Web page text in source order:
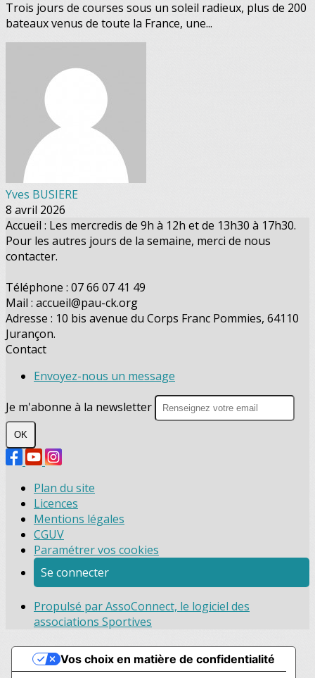
Trois jours de courses sous un soleil radieux, plus de 200
bateaux venus de toute la France, une...
Yves BUSIERE
8 avril 2026
Accueil : Les mercredis de 9h à 12h et de 13h30 à 17h30.
Pour les autres jours de la semaine, merci de nous
contacter.
Téléphone : 07 66 07 41 49
Mail : accueil@pau-ck.org
Adresse : 10 bis avenue du Corps Franc Pommies, 64110
Jurançon.
Contact
Envoyez-nous un message
Je m'abonne à la newsletter
OK
Plan du site
Licences
Mentions légales
CGUV
Paramétrer vos cookies
Se connecter
Propulsé par AssoConnect, le logiciel des
associations Sportives
Vos choix en matière de confidentialité